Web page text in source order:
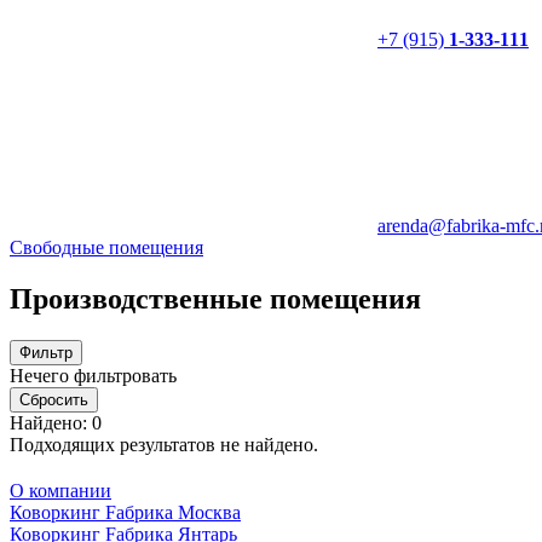
+7 (915) 1-333-111
arenda@fabrika-
Свободные помещения
Производственные помещения
Фильтр
Нечего фильтровать
Сбросить
Найдено: 0
Подходящих результатов не найдено.
О компании
Коворкинг Fабрика Москва
Коворкинг Fабрика Янтарь